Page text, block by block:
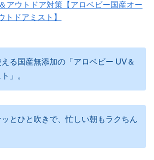
アウトドア対策【アロベビー国産オー
トドアミスト】
る国産無添加の「アロベビー UV＆
」。
とひと吹きで、忙しい朝もラクちん